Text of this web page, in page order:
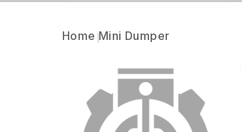
Home Mini Dumper